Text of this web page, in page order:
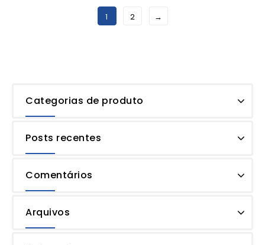
1 2 →
Categorias de produto
Posts recentes
Comentários
Arquivos